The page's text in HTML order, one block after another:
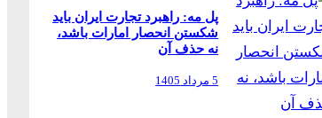
پل مه: راهبرد تجارت ایران باید
شکستن انحصار امارات باشد،
نه حذف آن
5 مرداد 1405